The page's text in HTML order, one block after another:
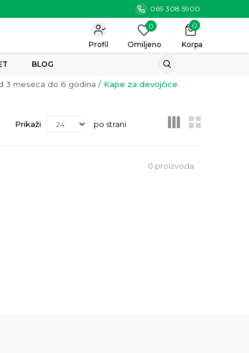
069 308 5900
Korpa
0
0
Omiljeno
Profil
BLOG
3 meseca do 6 godina Kape za devojčice
Prikaži po strani
0 proizvoda